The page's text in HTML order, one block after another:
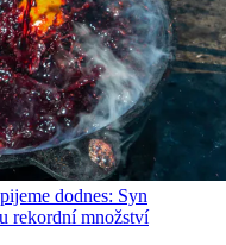
dodnes: Syn
rekordní množství